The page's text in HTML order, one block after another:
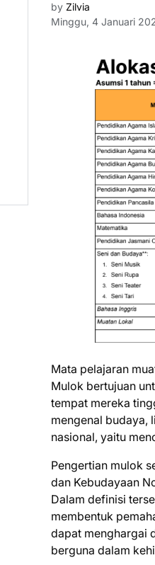
by Zilvia
Minggu, 4 Januari
Mata pelajaran
Mulok bertujuan
tempat mereka
mengenal budaya,
nasional, yaitu
Pengertian mulok
dan Kebudayaan
Dalam definisi
membentuk
dapat menghargai
berguna dalam